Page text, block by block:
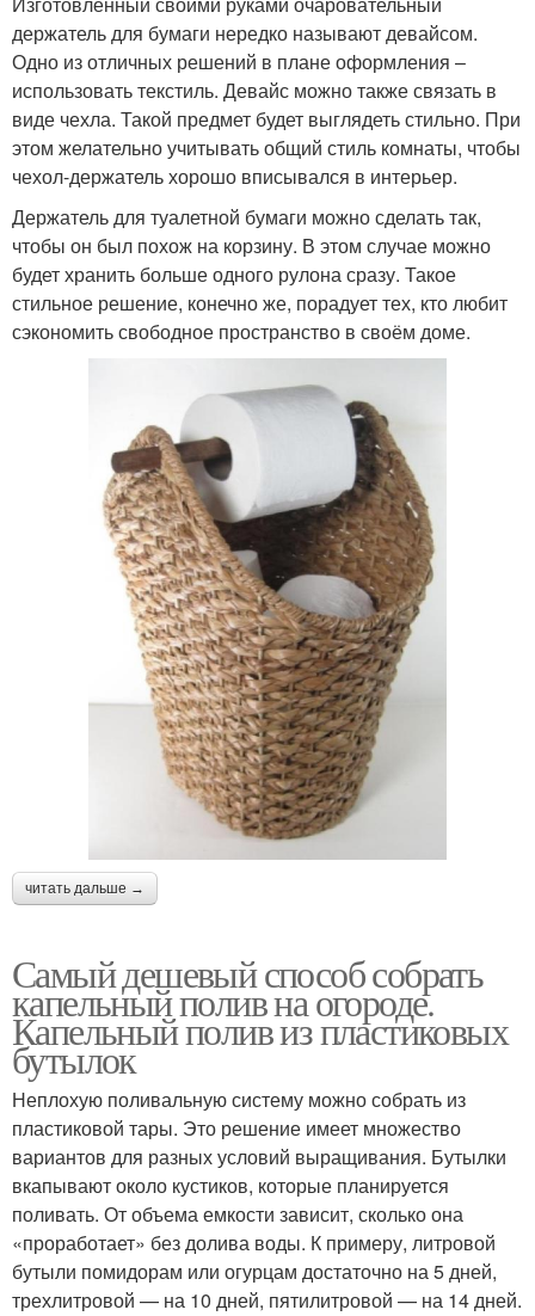
держатель для бумаги нередко называют девайсом.
Одно из отличных решений в плане оформления –
использовать текстиль. Девайс можно также связать в
виде чехла. Такой предмет будет выглядеть стильно. При
этом желательно учитывать общий стиль комнаты, чтобы
чехол-держатель хорошо вписывался в интерьер.
Держатель для туалетной бумаги можно сделать так,
чтобы он был похож на корзину. В этом случае можно
будет хранить больше одного рулона сразу. Такое
стильное решение, конечно же, порадует тех, кто любит
сэкономить свободное пространство в своём доме.
читать дальше →
Самый дешевый способ собрать
капельный полив на огороде.
Капельный полив из пластиковых
бутылок
Неплохую поливальную систему можно собрать из
пластиковой тары. Это решение имеет множество
вариантов для разных условий выращивания. Бутылки
вкапывают около кустиков, которые планируется
поливать. От объема емкости зависит, сколько она
«проработает» без долива воды. К примеру, литровой
бутыли помидорам или огурцам достаточно на 5 дней,
трехлитровой — на 10 дней, пятилитровой — на 14 дней.